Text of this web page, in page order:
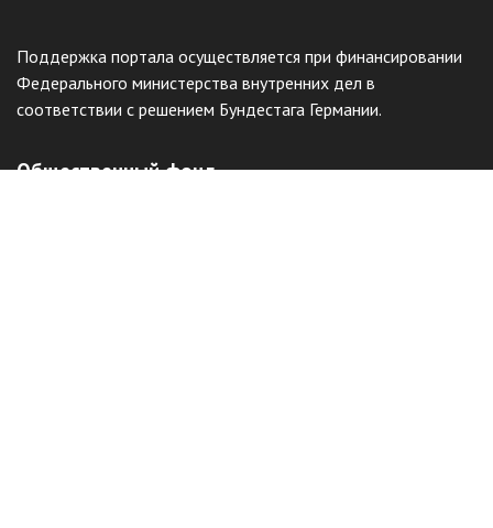
Поддержка портала осуществляется при финансировании
Федерального министерства внутренних дел в
соответствии с решением Бундестага Германии.
Общественный фонд